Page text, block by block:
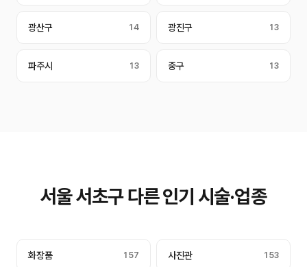
광산구 14 광진구 13
파주시 13 중구 13
서울 서초구 다른 인기 시술·업종
화장품 157 사진관 153